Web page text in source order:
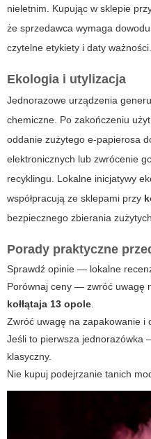
nieletnim. Kupując w sklepie
że sprzedawca wymaga
czytelne etykiety i daty ważności.
Ekologia i utylizacja
Jednorazowe urządzenia
chemiczne. Po zakończeniu
oddanie zużytego e-papierosa
elektronicznych lub zwrócenie
recyklingu. Lokalne inicjatywy
współpracują ze sklepami przy
bezpiecznego zbierania
Porady praktyczne
Sprawdź opinie — lokalne
Porównaj ceny — zwróć uwagę
kołłątaja 13 opole.
Zwróć uwagę na zapakowanie i
Jeśli to pierwsza jednorazówka
klasyczny.
Nie kupuj podejrzanie tanich